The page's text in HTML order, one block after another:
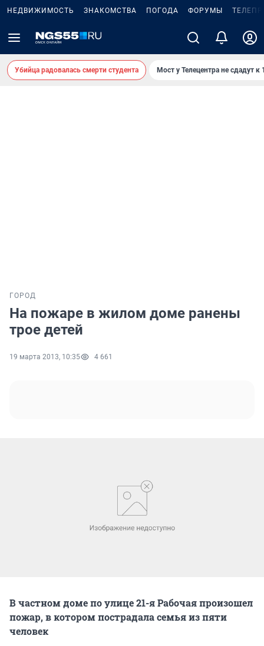
НЕДВИЖИМОСТЬ ЗНАКОМСТВА ПОГОДА ФОРУМЫ
Убийца радовалась смерти студента Мост у Телецентра не сдадут к
ГОРОД
На пожаре в жилом доме ранены
трое детей
19 марта 2013, 10:35 4 661
В частном доме по улице 21-я Рабочая произошел
пожар, в котором пострадала семья из пяти
человек